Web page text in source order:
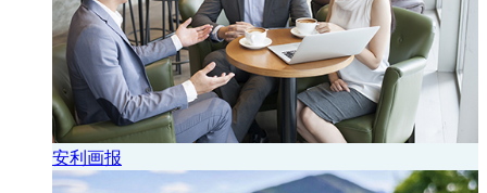
安利画报